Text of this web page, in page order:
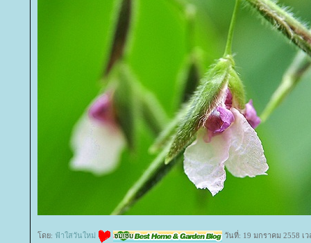
ดย: ฟ้าใสวันใหม่ วันที่: 19 มกราคม 2558 เ